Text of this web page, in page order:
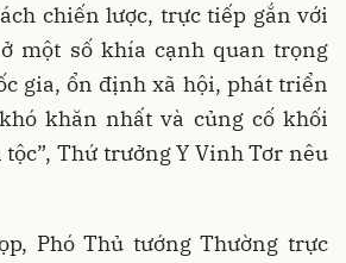
chiến lược, trực tiếp gắn với
một số khía cạnh quan trọng
gia, ổn định xã hội, phát triển
khăn nhất và củng cố khối
Thứ trưởng Y Vinh Tơr nêu
Phó Thủ tướng Thường trực